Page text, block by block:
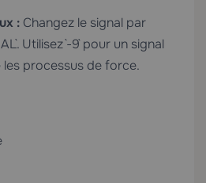
: Changez le signal par
Utilisez `-9` pour un signal
les processus de force.